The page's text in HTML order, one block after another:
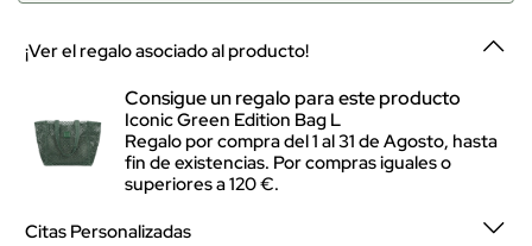
¡Ver el regalo asociado al producto!
Consigue un regalo para este producto
Iconic Green Edition Bag L
Regalo por compra del 1 al 31 de Agosto, hasta
fin de existencias. Por compras iguales o
superiores a 120 €.
Citas Personalizadas